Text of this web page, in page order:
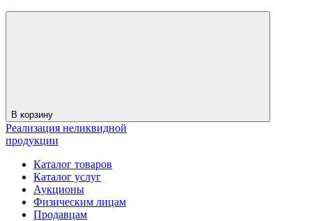
В корзину
Реализация неликвидной
продукции
Каталог товаров
Каталог услуг
Аукционы
Физическим лицам
Продавцам